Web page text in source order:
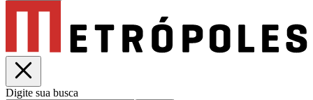
Digite sua busca